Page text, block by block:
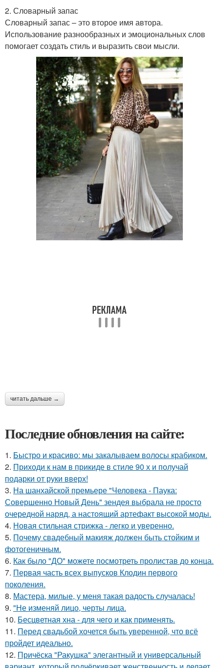
2. Словарный запас
Словарный запас – это второе имя автора.
Использование разнообразных и эмоциональных слов
помогает создать стиль и выразить свои мысли.
читать дальше →
Последние обновления на сайте:
1. Быстро и красиво: мы закалываем волосы крабиком.
2. Приходи к нам в прикиде в стиле 90 х и получай
подарки от руки вверх!
3. На шанхайской премьере "Человека - Паука:
Совершенно Новый День" зендея выбрала не просто
очередной наряд, а настоящий артефакт высокой моды.
4. Новая стильная стрижка - легко и уверенно.
5. Почему свадебный макияж должен быть стойким и
фотогеничным.
6. Как было "ДО" можете посмотреть пролистав до конца.
7. Первая часть всех выпусков Клодин первого
поколения.
8. Мастера, милые, у меня такая радость случалась!
9. "Не изменяй лицо, черты лица.
10. Бесцветная хна - для чего и как применять.
11. Перед свадьбой хочется быть уверенной, что всё
пройдет идеально.
12. Причёска "Ракушка" элегантный и универсальный